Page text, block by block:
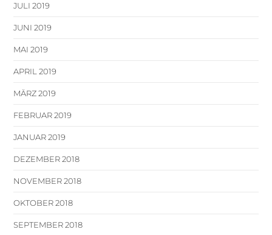
JULI 2019
JUNI 2019
MAI 2019
APRIL 2019
MÄRZ 2019
FEBRUAR 2019
JANUAR 2019
DEZEMBER 2018
NOVEMBER 2018
OKTOBER 2018
SEPTEMBER 2018